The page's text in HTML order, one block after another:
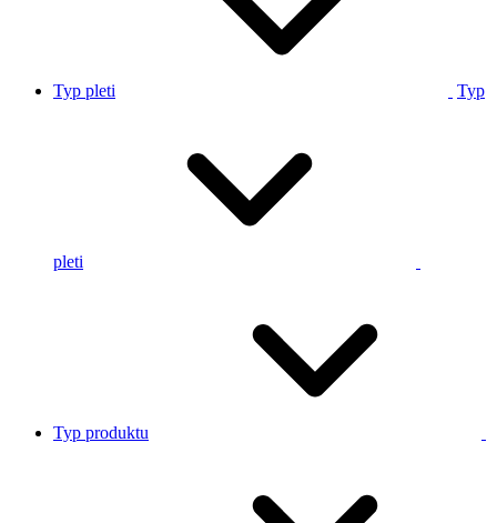
Typ pleti Typ
pleti
Typ produktu